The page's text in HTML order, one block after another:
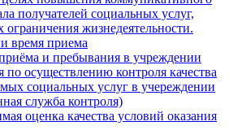
получателей социальных услуг,
жизнедеятельности.
время приема
и пребывания в учреждении
по осуществлению контроля качества
социальных услуг в учереждении
служба контроля)
оценка качества условий оказания